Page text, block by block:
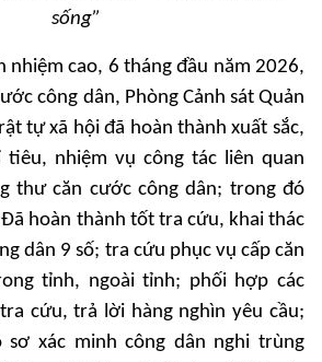
sống”
nhiệm cao, 6 tháng đầu năm 2026,
công dân, Phòng Cảnh sát Quản
tự xã hội đã hoàn thành xuất sắc,
nhiệm vụ công tác liên quan
thư căn cước công dân; trong đó
hoàn thành tốt tra cứu, khai thác
dân 9 số; tra cứu phục vụ cấp căn
tỉnh, ngoài tỉnh; phối hợp các
cứu, trả lời hàng nghìn yêu cầu;
xác minh công dân nghi trùng